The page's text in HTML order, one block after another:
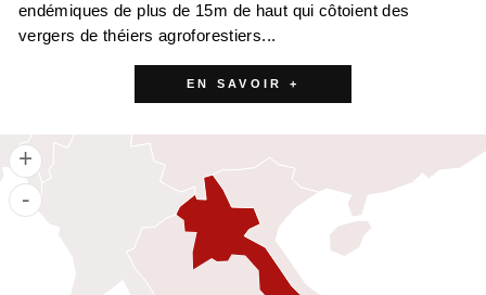
endémiques de plus de 15m de haut qui côtoient des
vergers de théiers agroforestiers...
EN SAVOIR +